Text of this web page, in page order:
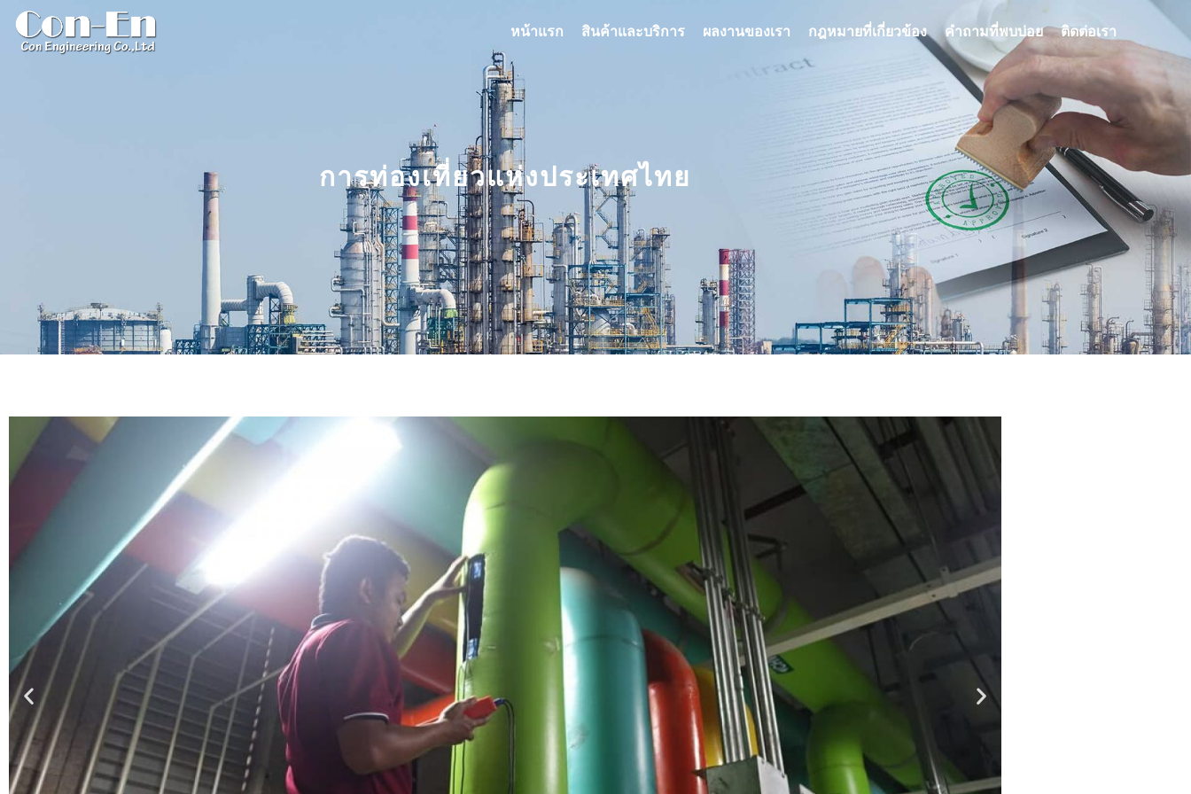
หน้าแรก สินค้าและบริการ ผลงานของเรา กฎหมายที่เกี่ยวข้อง คำถามที่พบบ่อย ติดต่อเรา
การท่องเที่ยวแห่งประเทศไทย